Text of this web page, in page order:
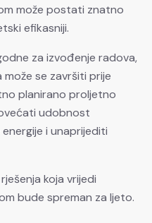
može postati znatno
efikasniji.
za izvođenje radova,
može se završiti prije
planirano proljetno
udobnost
i unaprijediti
koja vrijedi
bude spreman za ljeto.